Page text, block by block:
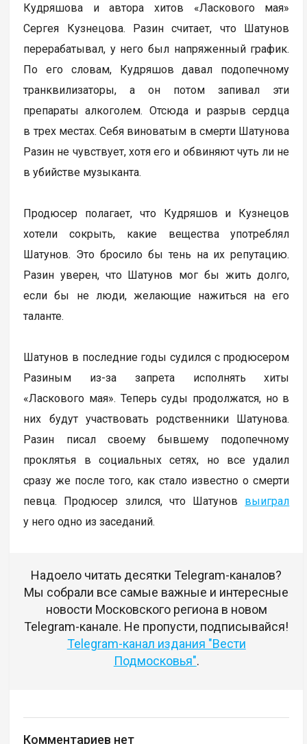
Кудряшова и автора хитов «Ласкового мая»
Сергея Кузнецова. Разин считает, что Шатунов
перерабатывал, у него был напряженный график.
По его словам, Кудряшов давал подопечному
транквилизаторы, а он потом запивал эти
препараты алкоголем. Отсюда и разрыв сердца
в трех местах. Себя виноватым в смерти Шатунова
Разин не чувствует, хотя его и обвиняют чуть ли не
в убийстве музыканта.
Продюсер полагает, что Кудряшов и Кузнецов
хотели сокрыть, какие вещества употреблял
Шатунов. Это бросило бы тень на их репутацию.
Разин уверен, что Шатунов мог бы жить долго,
если бы не люди, желающие нажиться на его
таланте.
Шатунов в последние годы судился с продюсером
Разиным из-за запрета исполнять хиты
«Ласкового мая». Теперь суды продолжатся, но в
них будут участвовать родственники Шатунова.
Разин писал своему бывшему подопечному
проклятья в социальных сетях, но все удалил
сразу же после того, как стало известно о смерти
певца. Продюсер злился, что Шатунов выиграл
у него одно из заседаний.
Надоело читать десятки Telegram-каналов?
Мы собрали все самые важные и интересные
новости Московского региона в новом
Telegram-канале. Не пропусти, подписывайся!
Telegram-канал издания "Вести
Подмосковья".
Комментариев нет